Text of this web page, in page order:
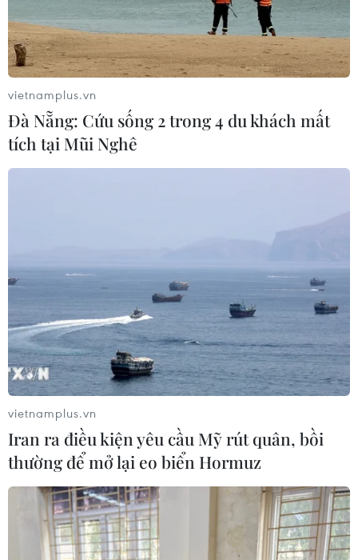
vietnamplus.vn
Đà Nẵng: Cứu sống 2 trong 4 du khách mất
tích tại Mũi Nghê
vietnamplus.vn
Iran ra điều kiện yêu cầu Mỹ rút quân, bồi
thường để mở lại eo biển Hormuz